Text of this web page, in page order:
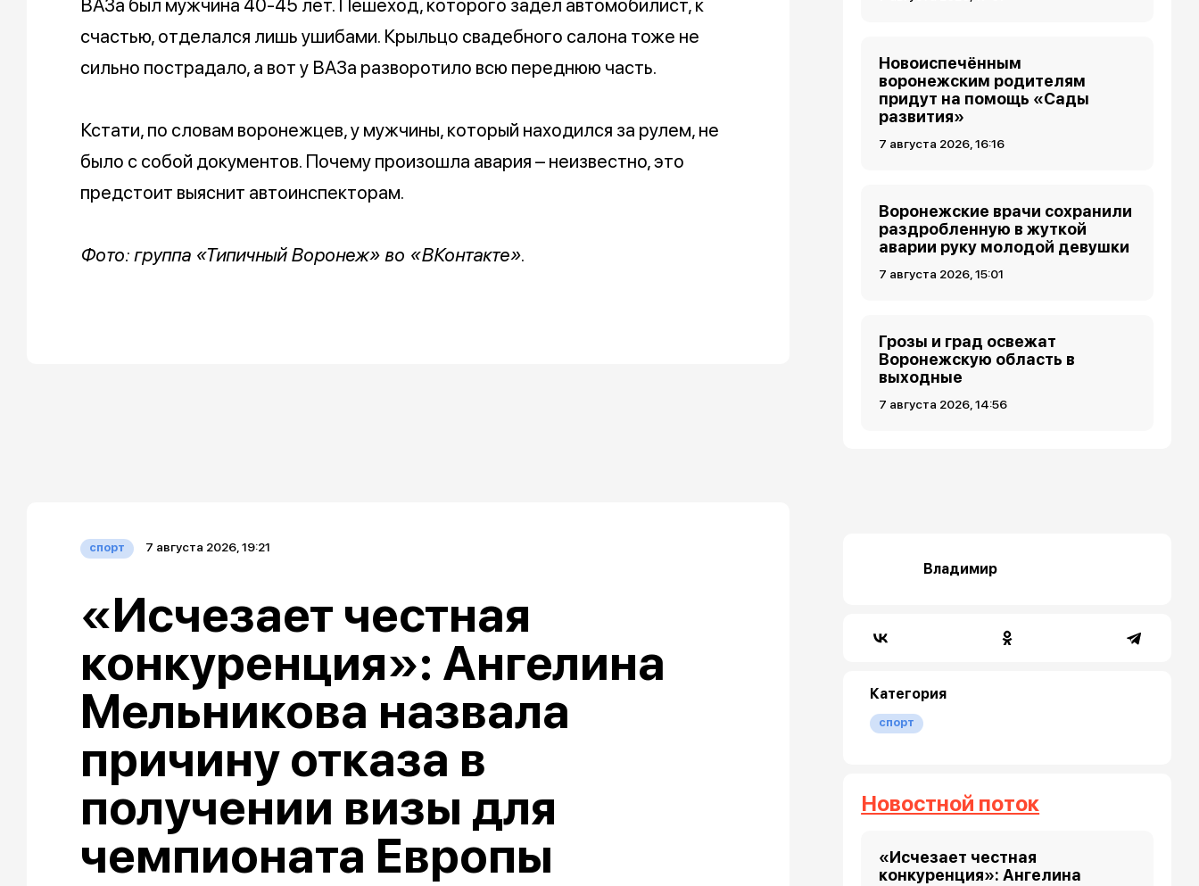
ВАЗа был мужчина 40-45 лет. Пешеход, которого задел автомобилист, к
счастью, отделался лишь ушибами. Крыльцо свадебного салона тоже не
сильно пострадало, а вот у ВАЗа разворотило всю переднюю часть.
Кстати, по словам воронежцев, у мужчины, который находился за рулем, не
было с собой документов. Почему произошла авария – неизвестно, это
предстоит выяснит автоинспекторам.
Фото: группа «Типичный Воронеж» во «ВКонтакте».
Новоиспечённым
воронежским родителям
придут на помощь «Сады
развития»
7 августа 2026, 16:16
Воронежские врачи сохранили
раздробленную в жуткой
аварии руку молодой девушки
7 августа 2026, 15:01
Грозы и град освежат
Воронежскую область в
выходные
7 августа 2026, 14:56
спорт 7 августа 2026, 19:21
«Исчезает честная
конкуренция»: Ангелина
Мельникова назвала
причину отказа в
получении визы для
чемпионата Европы
Владимир
Категория
спорт
Новостной поток
«Исчезает честная
конкуренция»: Ангелина